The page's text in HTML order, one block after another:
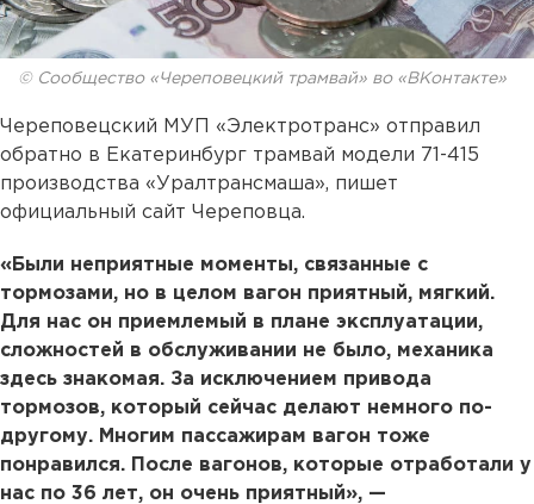
© Сообщество «Череповецкий трамвай» во «ВКонтакте»
Череповецский МУП «Электротранс» отправил
обратно в Екатеринбург трамвай модели 71-415
производства «Уралтрансмаша», пишет
официальный сайт Череповца.
«Были неприятные моменты, связанные с
тормозами, но в целом вагон приятный, мягкий.
Для нас он приемлемый в плане эксплуатации,
сложностей в обслуживании не было, механика
здесь знакомая. За исключением привода
тормозов, который сейчас делают немного по-
другому. Многим пассажирам вагон тоже
понравился. После вагонов, которые отработали у
нас по 36 лет, он очень приятный», —